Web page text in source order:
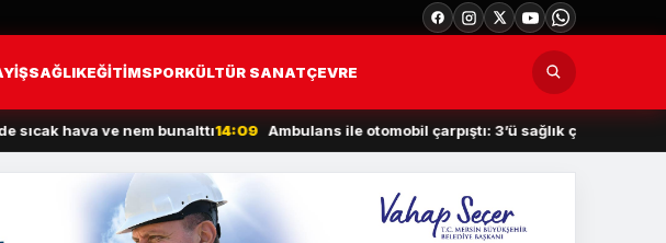
SAĞLIKEĞİTİMSPORKÜLTÜR SANATÇEVRE
ve nem bunalttı 14:09 Ambulans ile otomobil çarpıştı: 3’ü sağlık çalışanı 5 yaralı